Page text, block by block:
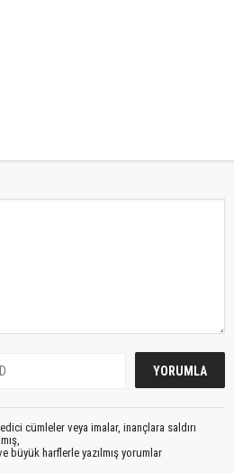
cümleler veya imalar, inançlara saldırı
büyük harflerle yazılmış yorumlar